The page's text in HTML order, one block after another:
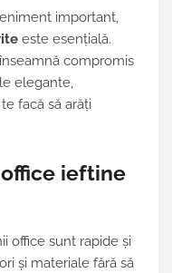
important,
este esențială.
compromis
elegante,
facă să arăți
ieftine
office sunt rapide și
și materiale fără să